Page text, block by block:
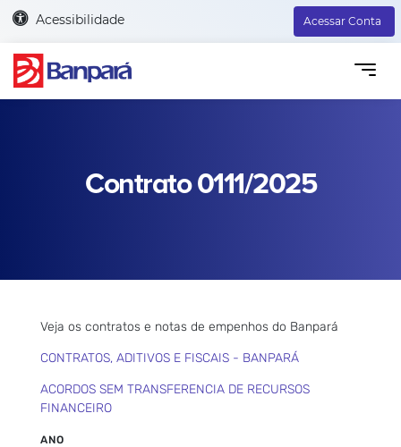
Acessibilidade Acessar Conta
Contrato 0111/2025
Veja os contratos e notas de empenhos do Banpará
CONTRATOS, ADITIVOS E FISCAIS - BANPARÁ
ACORDOS SEM TRANSFERENCIA DE RECURSOS
FINANCEIRO
ANO